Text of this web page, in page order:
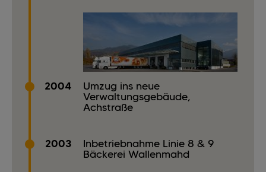
2004
Umzug ins neue
Verwaltungsgebäude,
Achstraße
2003
Inbetriebnahme Linie 8 & 9
Bäckerei Wallenmahd